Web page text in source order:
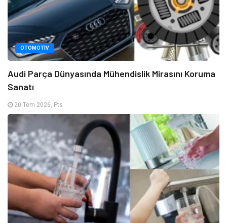
OTOMOTIV
Audi Parça Dünyasında Mühendislik Mirasını Koruma
Sanatı
20 Tem 2026, Pts